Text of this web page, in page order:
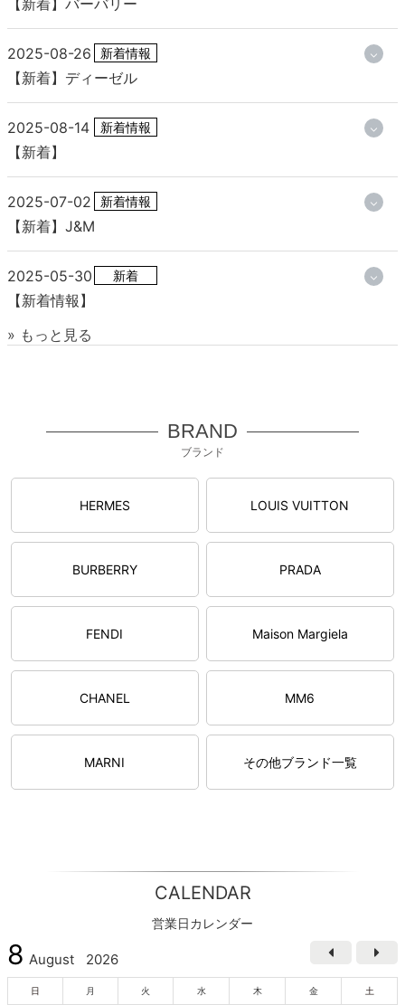
【新着】バーバリー
2025-08-26 新着情報
【新着】ディーゼル
2025-08-14 新着情報
【新着】
2025-07-02 新着情報
【新着】J&M
2025-05-30 新着
【新着情報】
» もっと見る
BRAND
ブランド
HERMES LOUIS VUITTON
BURBERRY PRADA
FENDI Maison Margiela
CHANEL MM6
MARNI その他ブランド一覧
CALENDAR
営業日カレンダー
8 August 2026
日 月 火 水 木 金 土